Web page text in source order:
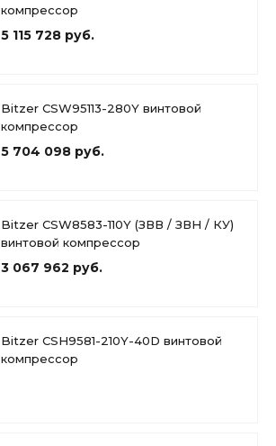
компрессор
5 115 728 руб.
Bitzer CSW95113-280Y винтовой
компрессор
5 704 098 руб.
Bitzer CSW8583-110Y (ЗВВ / ЗВН / КУ)
винтовой компрессор
3 067 962 руб.
Bitzer CSH9581-210Y-40D винтовой
компрессор